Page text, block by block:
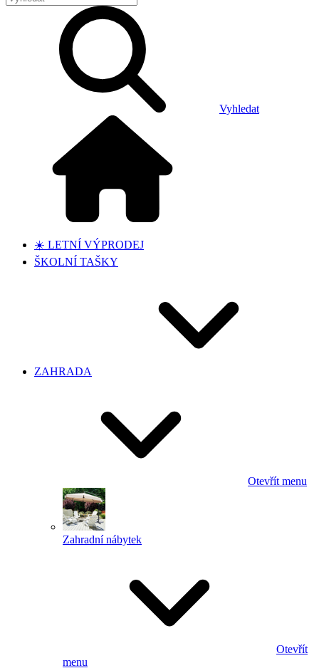
Vyhledat
☀️ LETNÍ VÝPRODEJ
ŠKOLNÍ TAŠKY
ZAHRADA
Otevřít menu
Zahradní nábytek
Otevřít
menu